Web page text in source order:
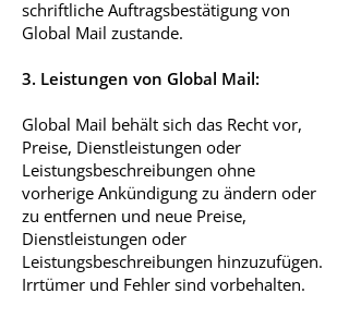
schriftliche Auftragsbestätigung von
Global Mail zustande.
3. Leistungen von Global Mail:
Global Mail behält sich das Recht vor,
Preise, Dienstleistungen oder
Leistungsbeschreibungen ohne
vorherige Ankündigung zu ändern oder
zu entfernen und neue Preise,
Dienstleistungen oder
Leistungsbeschreibungen hinzuzufügen.
Irrtümer und Fehler sind vorbehalten.